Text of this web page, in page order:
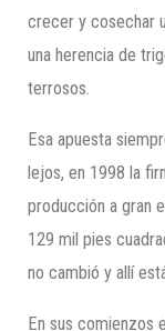
crecer y cosechar
una herencia de
terrosos.
Esa apuesta
lejos, en 1998 la
producción a gran
129 mil pies
no cambió y allí
En sus comienzos